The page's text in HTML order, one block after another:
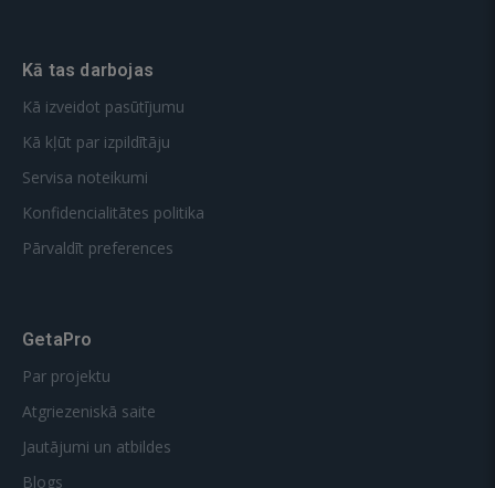
Kā tas darbojas
Kā izveidot pasūtījumu
Kā kļūt par izpildītāju
Servisa noteikumi
Konfidencialitātes politika
Pārvaldīt preferences
GetaPro
Par projektu
Atgriezeniskā saite
Jautājumi un atbildes
Blogs